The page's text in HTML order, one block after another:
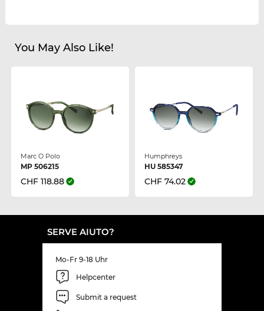
You May Also Like!
Marc O Polo
MP 506215
CHF 118.88
Humphreys
HU 585347
CHF 74.02
SERVE AIUTO?
Mo-Fr 9-18 Uhr
Helpcenter
Submit a request